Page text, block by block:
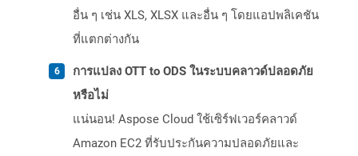
อื่น ๆ เช่น XLS, XLSX และอื่น ๆ โดยแอปพลิเคชัน
ที่แตกต่างกัน
การแปลง OTT to ODS ในระบบคลาวด์ปลอดภัย
หรือไม่
แน่นอน! Aspose Cloud ใช้เซิร์ฟเวอร์คลาวด์
Amazon EC2 ที่รับประกันความปลอดภัยและ